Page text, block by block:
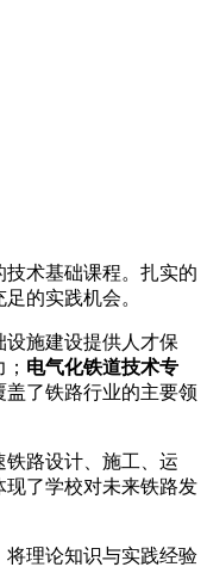
术基础课程。扎实的
的实践机会。
施建设提供人才保
电气化铁道技术专
盖了铁路行业的主要领
铁路设计、施工、运
了学校对未来铁路发
理论知识与实践经验